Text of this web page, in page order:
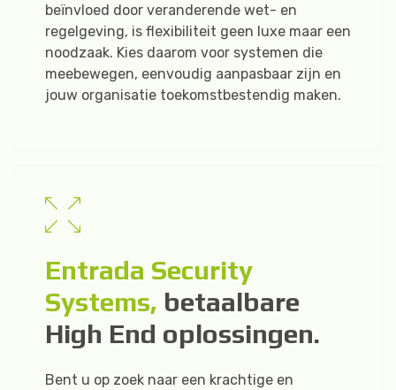
beïnvloed door veranderende wet- en
regelgeving, is flexibiliteit geen luxe maar een
noodzaak. Kies daarom voor systemen die
meebewegen, eenvoudig aanpasbaar zijn en
jouw organisatie toekomstbestendig maken.
Entrada Security
Systems, betaalbare
High End oplossingen.
Bent u op zoek naar een krachtige en